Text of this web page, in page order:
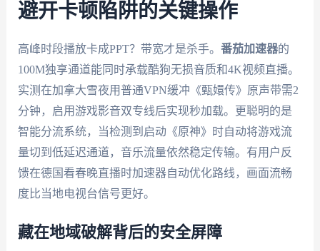
避开卡顿陷阱的关键操作
高峰时段播放卡成PPT？带宽才是杀手。 番茄加速器的
100M独享通道能同时承载酷狗无损音质和4K视频直播。
实测在加拿大雪夜用普通VPN缓冲《甄嬛传》原声带需2
分钟，启用游戏影音双专线后实现秒加载。更聪明的是
智能分流系统，当检测到启动《原神》时自动将游戏流
量切到低延迟通道，音乐流量依然稳定传输。有用户反
馈在德国看春晚直播时加速器自动优化路线，画面流畅
度比当地电视台信号更好。
藏在地域破解背后的安全屏障